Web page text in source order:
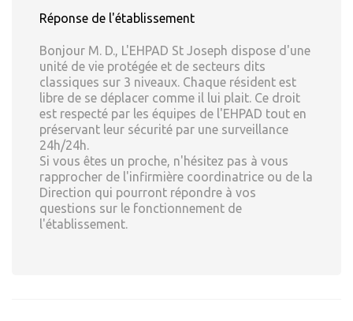
Réponse de l'établissement
Bonjour M. D., L'EHPAD St Joseph dispose d'une
unité de vie protégée et de secteurs dits
classiques sur 3 niveaux. Chaque résident est
libre de se déplacer comme il lui plait. Ce droit
est respecté par les équipes de l'EHPAD tout en
préservant leur sécurité par une surveillance
24h/24h.
Si vous êtes un proche, n'hésitez pas à vous
rapprocher de l'infirmière coordinatrice ou de la
Direction qui pourront répondre à vos
questions sur le fonctionnement de
l'établissement.